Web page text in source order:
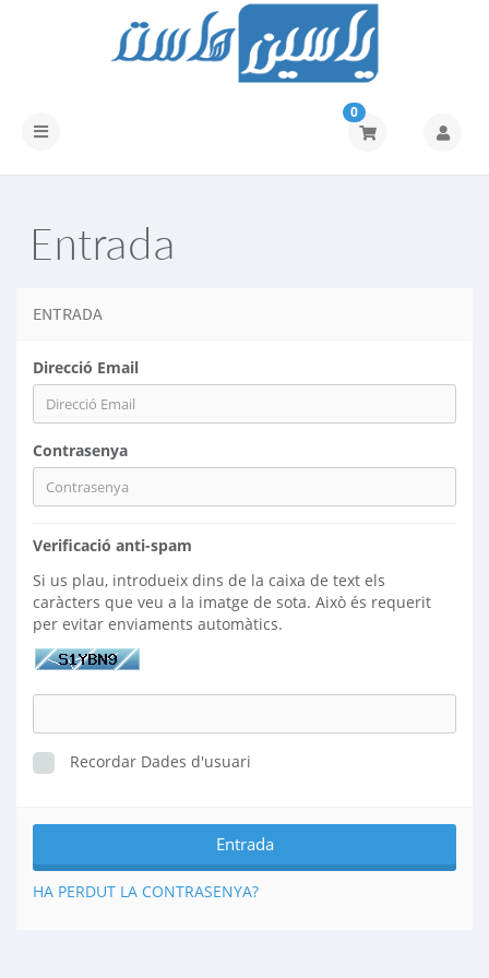
Canvia
navegació
0
Entrada
ENTRADA
Direcció Email
Contrasenya
Verificació anti-spam
Si us plau, introdueix dins de la caixa de text els
caràcters que veu a la imatge de sota. Això és requerit
per evitar enviaments automàtics.
Recordar Dades d'usuari
HA PERDUT LA CONTRASENYA?